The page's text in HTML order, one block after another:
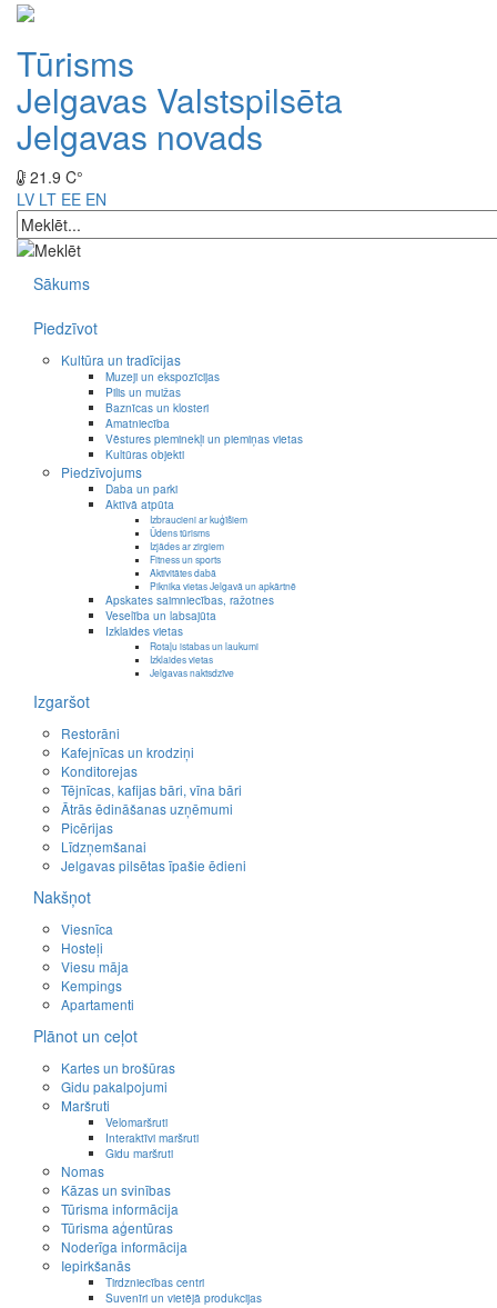
Tūrisms
Jelgavas Valstspilsēta
Jelgavas novads
21.9 C°
LV LT EE EN
Sākums
Piedzīvot
Kultūra un tradīcijas
Muzeji un ekspozīcijas
Pilis un muižas
Baznīcas un klosteri
Amatniecība
Vēstures pieminekļi un piemiņas vietas
Kultūras objekti
Piedzīvojums
Daba un parki
Aktīvā atpūta
Izbraucieni ar kuģīšiem
Ūdens tūrisms
Izjādes ar zirgiem
Fitness un sports
Aktivitātes dabā
Piknika vietas Jelgavā un apkārtnē
Apskates saimniecības, ražotnes
Veselība un labsajūta
Izklaides vietas
Rotaļu istabas un laukumi
Izklaides vietas
Jelgavas naktsdzīve
Izgaršot
Restorāni
Kafejnīcas un krodziņi
Konditorejas
Tējnīcas, kafijas bāri, vīna bāri
Ātrās ēdināšanas uzņēmumi
Picērijas
Līdzņemšanai
Jelgavas pilsētas īpašie ēdieni
Nakšņot
Viesnīca
Hosteļi
Viesu māja
Kempings
Apartamenti
Plānot un ceļot
Kartes un brošūras
Gidu pakalpojumi
Maršruti
Velomaršruti
Interaktīvi maršruti
Gidu maršruti
Nomas
Kāzas un svinības
Tūrisma informācija
Tūrisma aģentūras
Noderīga informācija
Iepirkšanās
Tirdzniecības centri
Suvenīri un vietējā produkcijas